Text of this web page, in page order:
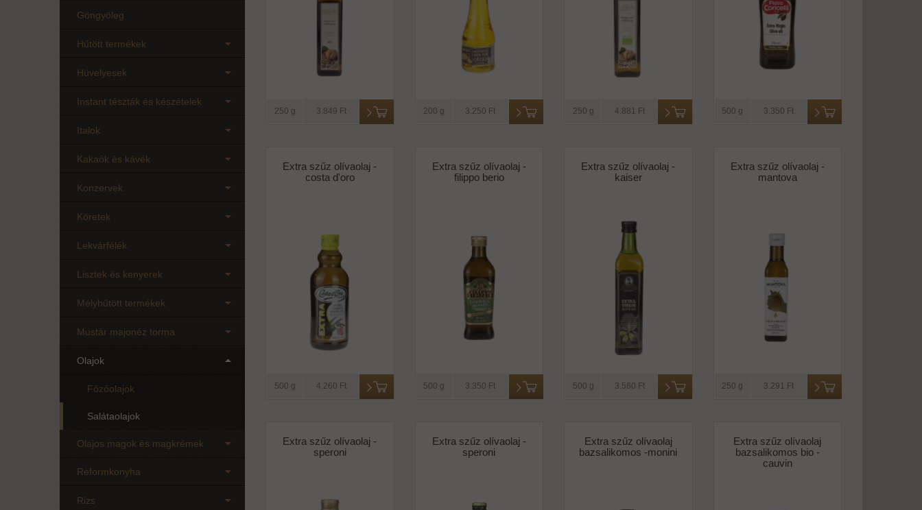
Göngyöleg
Hűtött termékek
Hüvelyesek
Instant tészták és készételek
Italok
Kakaók és kávék
Konzervek
Köretek
Lekvárfélék
Lisztek és kenyerek
Mélyhűtött termékek
Mustár majonéz torma
Olajok
Főzőolajok
Salátaolajok
Olajos magok és magkrémek
Reformkonyha
Rizs
250 g 3.849 Ft 200 g 3.250 Ft 250 g 4.881 Ft 500 g 3.350 Ft
Extra szűz olívaolaj -
costa d'oro
500 g 4.260 Ft
Extra szűz olívaolaj -
filippo berio
500 g 3.350 Ft
Extra szűz olívaolaj -
kaiser
500 g 3.560 Ft
Extra szűz olívaolaj -
mantova
250 g 3.291 Ft
Extra szűz olívaolaj -
speroni
Extra szűz olívaolaj -
speroni
Extra szűz olívaolaj
bazsalikomos -monini
Extra szűz olívaolaj
bazsalikomos bio -
cauvin